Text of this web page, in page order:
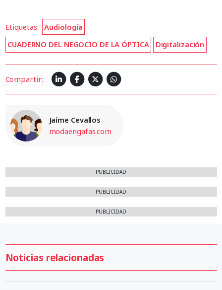
Etiquetas:
Audiología
CUADERNO DEL NEGOCIO DE LA ÓPTICA
Digitalización
Compartir:
Jaime Cevallos
modaengafas.com
PUBLICIDAD
PUBLICIDAD
PUBLICIDAD
Noticias relacionadas